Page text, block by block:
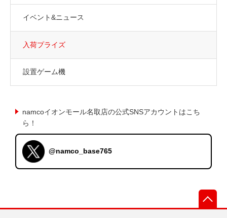
イベント&ニュース
入荷プライズ
設置ゲーム機
namcoイオンモール名取店の公式SNSアカウントはこち
ら！
@namco_base765